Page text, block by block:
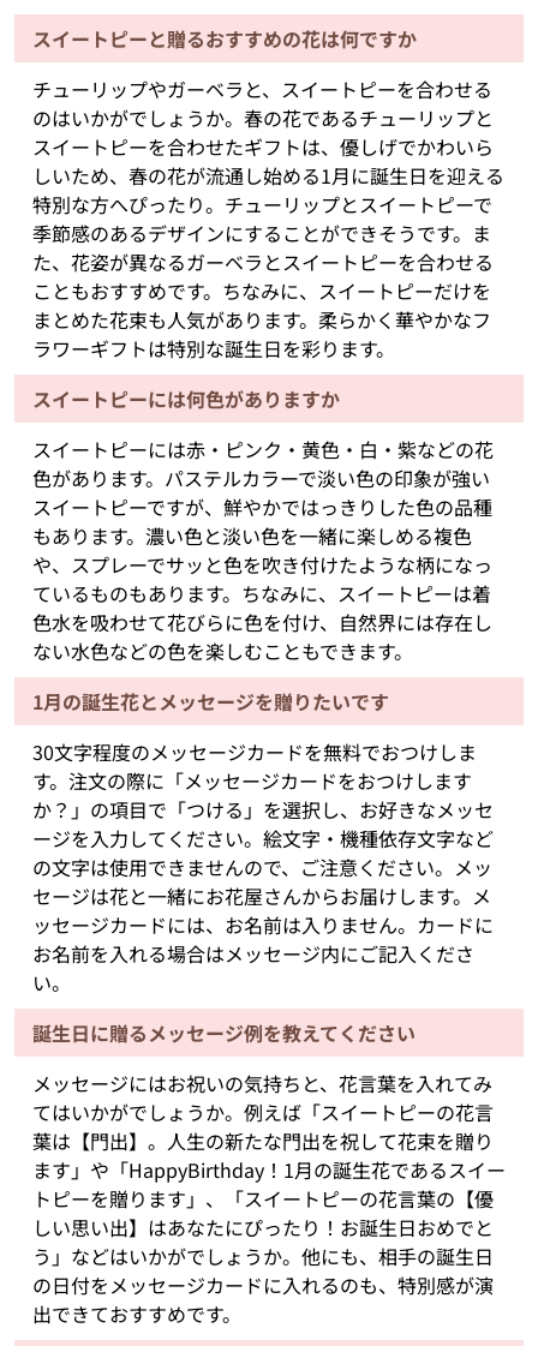
スイートピーと贈るおすすめの花は何ですか
チューリップやガーベラと、スイートピーを合わせる
のはいかがでしょうか。春の花であるチューリップと
スイートピーを合わせたギフトは、優しげでかわいら
しいため、春の花が流通し始める1月に誕生日を迎える
特別な方へぴったり。チューリップとスイートピーで
季節感のあるデザインにすることができそうです。ま
た、花姿が異なるガーベラとスイートピーを合わせる
こともおすすめです。ちなみに、スイートピーだけを
まとめた花束も人気があります。柔らかく華やかなフ
ラワーギフトは特別な誕生日を彩ります。
スイートピーには何色がありますか
スイートピーには赤・ピンク・黄色・白・紫などの花
色があります。パステルカラーで淡い色の印象が強い
スイートピーですが、鮮やかではっきりした色の品種
もあります。濃い色と淡い色を一緒に楽しめる複色
や、スプレーでサッと色を吹き付けたような柄になっ
ているものもあります。ちなみに、スイートピーは着
色水を吸わせて花びらに色を付け、自然界には存在し
ない水色などの色を楽しむこともできます。
1月の誕生花とメッセージを贈りたいです
30文字程度のメッセージカードを無料でおつけしま
す。注文の際に「メッセージカードをおつけします
か？」の項目で「つける」を選択し、お好きなメッセ
ージを入力してください。絵文字・機種依存文字など
の文字は使用できませんので、ご注意ください。メッ
セージは花と一緒にお花屋さんからお届けします。メ
ッセージカードには、お名前は入りません。カードに
お名前を入れる場合はメッセージ内にご記入くださ
い。
誕生日に贈るメッセージ例を教えてください
メッセージにはお祝いの気持ちと、花言葉を入れてみ
てはいかがでしょうか。例えば「スイートピーの花言
葉は【門出】。人生の新たな門出を祝して花束を贈り
ます」や「HappyBirthday！1月の誕生花であるスイー
トピーを贈ります」、「スイートピーの花言葉の【優
しい思い出】はあなたにぴったり！お誕生日おめでと
う」などはいかがでしょうか。他にも、相手の誕生日
の日付をメッセージカードに入れるのも、特別感が演
出できておすすめです。